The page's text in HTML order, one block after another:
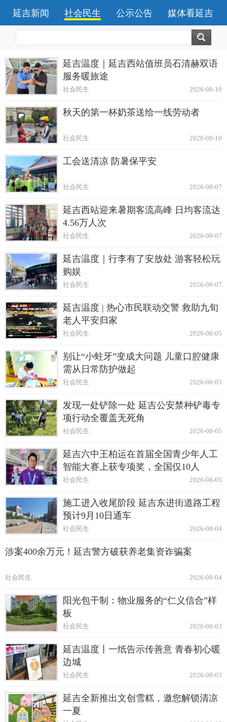
延吉新闻 社会民生 公示公告 媒体看延吉
延吉温度｜延吉西站值班员石清赫双语
服务暖旅途
2026-08-10
社会民生
秋天的第一杯奶茶送给一线劳动者
2026-08-10
社会民生
工会送清凉 防暑保平安
2026-08-07
社会民生
延吉西站迎来暑期客流高峰 日均客流达
4.56万人次
2026-08-07
社会民生
延吉温度｜行李有了安放处 游客轻松玩
购娱
2026-08-07
社会民生
延吉温度 | 热心市民联动交警 救助九旬
老人平安归家
2026-08-05
社会民生
别让“小蛀牙”变成大问题 儿童口腔健康
需从日常防护做起
2026-08-05
社会民生
发现一处铲除一处 延吉公安禁种铲毒专
项行动全覆盖无死角
2026-08-05
社会民生
延吉六中王柏运在首届全国青少年人工
智能大赛上获专项奖，全国仅10人
2026-08-05
社会民生
施工进入收尾阶段 延吉东进街道路工程
预计9月10日通车
2026-08-04
社会民生
涉案400余万元！延吉警方破获养老集资诈骗案
2026-08-04
社会民生
阳光包干制：物业服务的“仁义信合”样
板
2026-08-03
社会民生
延吉温度丨一纸告示传善意 青春初心暖
边城
2026-08-03
社会民生
延吉全新推出文创雪糕，邀您解锁清凉
一夏